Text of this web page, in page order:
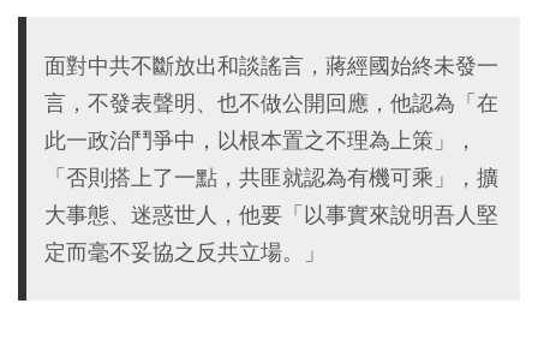
面對中共不斷放出和談謠言，蔣經國始終未發一
言，不發表聲明、也不做公開回應，他認為「在
此一政治鬥爭中，以根本置之不理為上策」，
「否則搭上了一點，共匪就認為有機可乘」，擴
大事態、迷惑世人，他要「以事實來說明吾人堅
定而毫不妥協之反共立場。」